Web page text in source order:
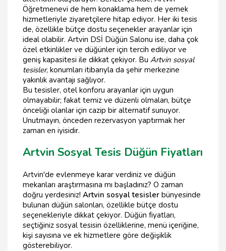
Öğretmenevi de hem konaklama hem de yemek
hizmetleriyle ziyaretçilere hitap ediyor. Her iki tesis
de, özellikle bütçe dostu seçenekler arayanlar için
ideal olabilir. Artvin DSİ Düğün Salonu ise, daha çok
özel etkinlikler ve düğünler için tercih ediliyor ve
geniş kapasitesi ile dikkat çekiyor. Bu Artvin sosyal
tesisler, konumları itibarıyla da şehir merkezine
yakınlık avantajı sağlıyor.
Bu tesisler, otel konforu arayanlar için uygun
olmayabilir; fakat temiz ve düzenli olmaları, bütçe
önceliği olanlar için cazip bir alternatif sunuyor.
Unutmayın, önceden rezervasyon yaptırmak her
zaman en iyisidir.
Artvin Sosyal Tesis Düğün Fiyatları
Artvin'de evlenmeye karar verdiniz ve düğün
mekanları araştırmasına mı başladınız? O zaman
doğru yerdesiniz! Artvin sosyal tesisler bünyesinde
bulunan düğün salonları, özellikle bütçe dostu
seçenekleriyle dikkat çekiyor. Düğün fiyatları,
seçtiğiniz sosyal tesisin özelliklerine, menü içeriğine,
kişi sayısına ve ek hizmetlere göre değişiklik
gösterebiliyor.